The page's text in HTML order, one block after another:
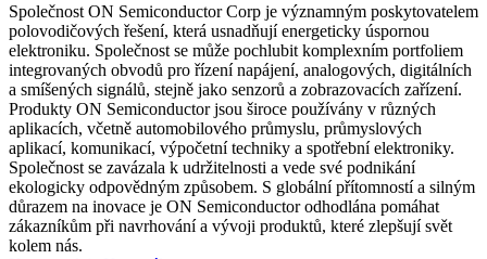
Společnost ON Semiconductor Corp je významným poskytovatelem
polovodičových řešení, která usnadňují energeticky úspornou
elektroniku. Společnost se může pochlubit komplexním portfoliem
integrovaných obvodů pro řízení napájení, analogových, digitálních
a smíšených signálů, stejně jako senzorů a zobrazovacích zařízení.
Produkty ON Semiconductor jsou široce používány v různých
aplikacích, včetně automobilového průmyslu, průmyslových
aplikací, komunikací, výpočetní techniky a spotřební elektroniky.
Společnost se zavázala k udržitelnosti a vede své podnikání
ekologicky odpovědným způsobem. S globální přítomností a silným
důrazem na inovace je ON Semiconductor odhodlána pomáhat
zákazníkům při navrhování a vývoji produktů, které zlepšují svět
kolem nás.